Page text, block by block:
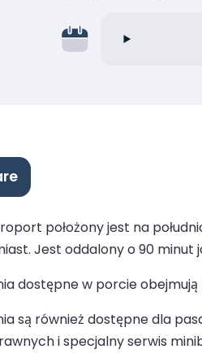
położony jest na
Jest oddalony o 90 minut
dostępne w porcie
są również dostępne dla
i specjalny serwis